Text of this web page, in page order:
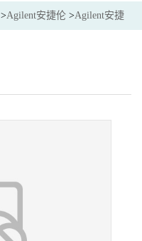
>Agilent安捷伦 >Agilent安捷